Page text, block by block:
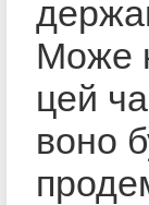
Може
цей
воно